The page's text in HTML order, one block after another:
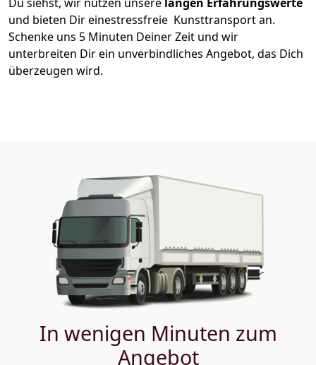
und bieten Dir einestressfreie Kunsttransport an.
Schenke uns 5 Minuten Deiner Zeit und wir
unterbreiten Dir ein unverbindliches Angebot, das Dich
überzeugen wird.
In wenigen Minuten zum
Angebot